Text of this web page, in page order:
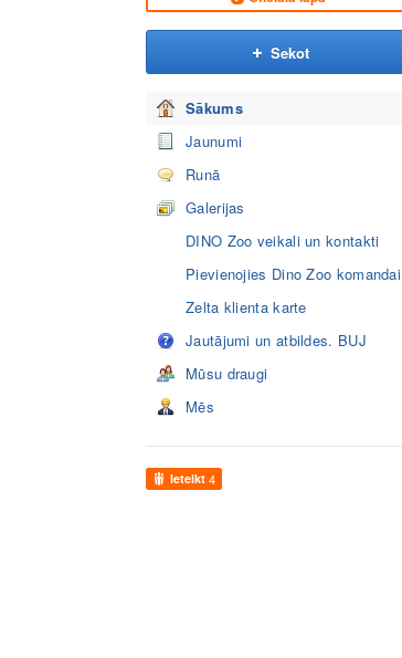
Sekot
Sākums
Jaunumi
Runā
Galerijas
DINO Zoo veikali un kontakti
Pievienojies Dino Zoo komandai
Zelta klienta karte
Jautājumi un atbildes. BUJ
Mūsu draugi
Mēs
Ieteikt 4